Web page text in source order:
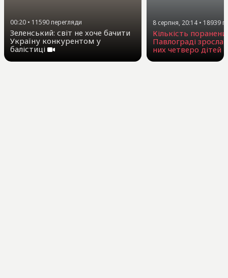
00:20 • 11590 перегляди
Зеленський: світ не хоче бачити
Україну конкурентом у
балістиці
8 серпня, 20:14 • 18939
Кількість
Павлограді зросла
них четверо дітей